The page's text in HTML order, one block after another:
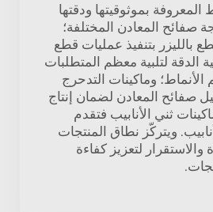
بموثوقيتها ودقتها
صفائح المعادن المختلفة؛
بالليزر بتنفيذ عمليات قطع
الدقة لتلبية معظم المتطلبات
وماكينات التدحرج
المعادن لضمان إنتاج
ثني الأنابيب فتقدم
ويتركّز نطاق المنتجات
والاستقرار لتعزيز كفاءة